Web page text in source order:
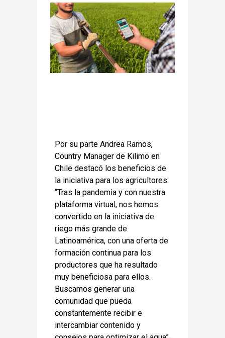
Por su parte Andrea Ramos,
Country Manager de Kilimo en
Chile destacó los beneficios de
la iniciativa para los agricultores:
“Tras la pandemia y con nuestra
plataforma virtual, nos hemos
convertido en la iniciativa de
riego más grande de
Latinoamérica, con una oferta de
formación continua para los
productores que ha resultado
muy beneficiosa para ellos.
Buscamos generar una
comunidad que pueda
constantemente recibir e
intercambiar contenido y